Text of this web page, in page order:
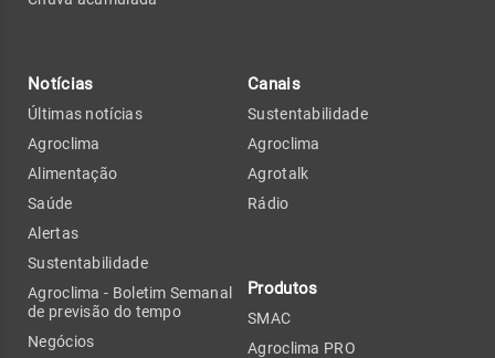
Notícias
Últimas notícias
Agroclima
Alimentação
Saúde
Alertas
Sustentabilidade
Agroclima - Boletim Semanal
de previsão do tempo
Negócios
Canais
Sustentabilidade
Agroclima
Agrotalk
Rádio
Produtos
SMAC
Agroclima PRO